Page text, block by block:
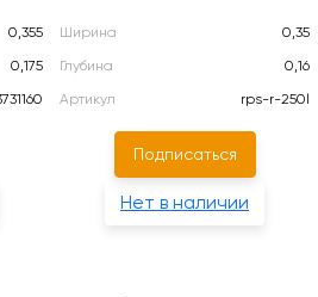
0,355
0,175
Ширина
0,35
Глубина
0,16
Артикул
rps-r-250l
Подписаться
Нет в наличии